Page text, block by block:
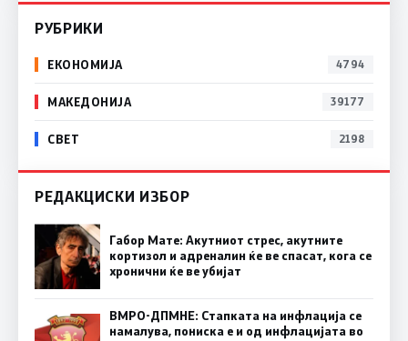
РУБРИКИ
ЕКОНОМИЈА 4794
МАКЕДОНИЈА 39177
СВЕТ 2198
РЕДАКЦИСКИ ИЗБОР
Габор Мате: Акутниот стрес, акутните
кортизол и адреналин ќе ве спасат, кога се
хронични ќе ве убијат
ВМРО-ДПМНЕ: Стапката на инфлација се
намалува, пониска е и од инфлацијата во